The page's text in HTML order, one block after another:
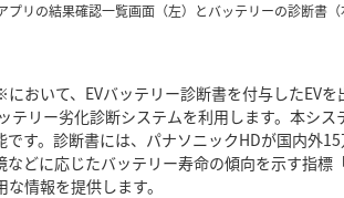
リの結果確認一覧画面（左）とバッテリーの診断書（
おいて、EVバッテリー診断書を付与したEV
リー劣化診断システムを利用します。本シ
す。診断書には、パナソニックHDが国内外
どに応じたバッテリー寿命の傾向を示す指標
情報を提供します。